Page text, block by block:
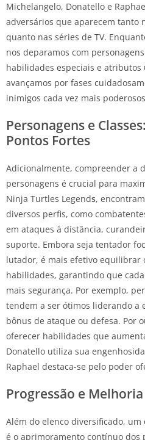
Michelangelo, Donatello e
adversários que aparecem tanto
quanto nas séries de TV.
nos deparamos com
habilidades especiais e atributos
avançamos por fases
inimigos cada vez mais
Personagens e
Pontos Fortes
Adicionalmente, compreender a
personagens é crucial para
Ninja Turtles Legends,
diversos perfis, como
em ataques à distância,
suporte. Embora seja tentador
lutador, é mais efetivo equilibrar
habilidades, garantindo que
mais segurança. Por exemplo,
tendem a ser ótimos liderando a
bônus de ataque ou defesa. Por
oferecer habilidades que
Donatello utiliza sua
Raphael destaca-se pelo poder
Progressão e
Além do elenco diversificado,
é o aprimoramento contínuo dos